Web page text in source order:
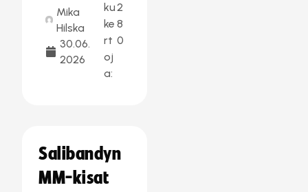
Mika
Hilska
30.06.
2026
ku
ke
rt
oj
a:
2
8
0
Salibandyn
MM-kisat